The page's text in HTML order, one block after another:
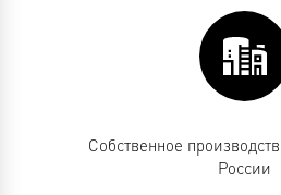
Собственное
России